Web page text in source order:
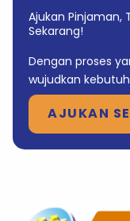
Ajukan Pinjaman,
Sekarang!
Dengan proses
wujudkan
AJUKAN